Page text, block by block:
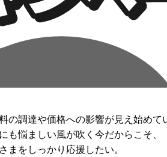
の調達や価格への影響が見え始めて
も悩ましい風が吹く今だからこそ、
まをしっかり応援したい。